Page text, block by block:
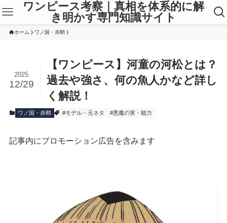
ワンピース考察｜真相を体系的に解
き明かす専門知識サイト
ホーム ワノ国・赤鞘
【ワンピース】河童の河松とは？
過去や強さ、何の魚人かなど詳し
く解説！
2025
12/29
ワノ国・赤鞘 #モデル・元ネタ #悪魔の実・能力
記事内にプロモーション広告を含みます